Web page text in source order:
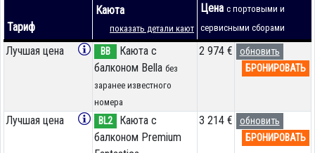
Тариф
Каюта
показать детали кают
Цена с портовыми и
сервисными сборами
Лучшая цена BB
Каюта с
балконом Bella без
заранее известного
номера
2 974 €
обновить
БРОНИРОВАТЬ
Лучшая цена BL2
Каюта с
балконом Premium
3 214 €
обновить
БРОНИРОВАТЬ